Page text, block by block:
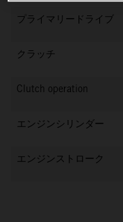
プライマリードライブ
クラッチ
Clutch operation
エンジンシリンダー
エンジンストローク